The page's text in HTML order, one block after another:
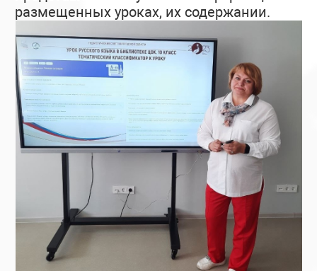
размещенных уроках, их содержании.